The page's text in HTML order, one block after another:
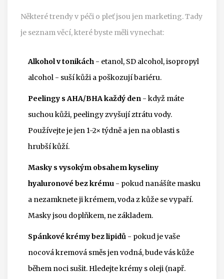
Některé trendy v péči o pleť jsou jen marketing. Tady
je seznam věcí, které byste měli vynechat:
Alkohol v tonikách - etanol, SD alcohol, isopropyl
alcohol - suší kůži a poškozují bariéru.
Peelingy s AHA/BHA každý den - když máte
suchou kůži, peelingy zvyšují ztrátu vody.
Používejte je jen 1-2× týdně a jen na oblasti s
hrubší kůží.
Masky s vysokým obsahem kyseliny
hyaluronové bez krému - pokud nanášíte masku
a nezamknete ji krémem, voda z kůže se vypaří.
Masky jsou doplňkem, ne základem.
Spánkové krémy bez lipidů - pokud je vaše
nocová kremová směs jen vodná, bude vás kůže
během noci sušit. Hledejte krémy s oleji (např.